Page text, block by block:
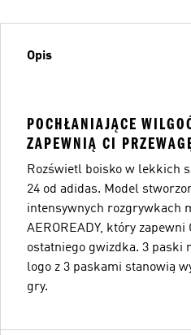
Opis
POCHŁANIAJĄCE
ZAPEWNIĄ CI
Rozświetl boisko w lekkich
24 od adidas. Model
intensywnych rozgrywkach
AEROREADY, który zapewni
ostatniego gwizdka. 3 paski
logo z 3 paskami stanowią
gry.